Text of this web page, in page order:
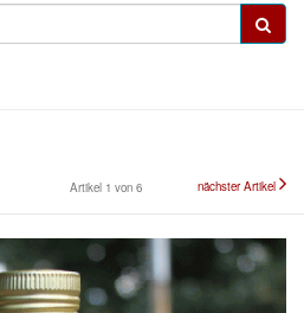
Artikel 1 von 6 nächster Artikel